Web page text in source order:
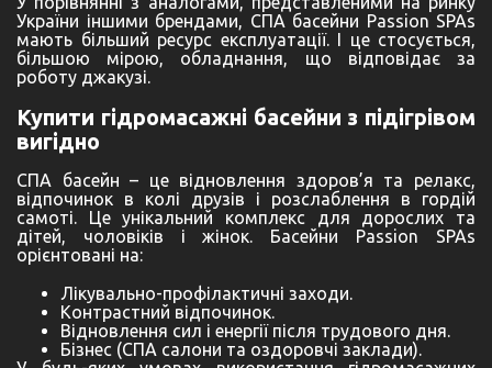
України іншими брендами, СПА басейни Passion SPAs
мають більший ресурс експлуатації. І це стосується,
більшою мірою, обладнання, що відповідає за
роботу джакузі.
Купити гідромасажні басейни з підігрівом
вигідно
СПА басейн – це відновлення здоров’я та релакс,
відпочинок в колі друзів і розслаблення в гордій
самоті. Це унікальний комплекс для дорослих та
дітей, чоловіків і жінок. Басейни Passion SPAs
орієнтовані на:
Лікувально-профілактичні заходи.
Контрастний відпочинок.
Відновлення сил і енергії після трудового дня.
Бізнес (СПА салони та оздоровчі заклади).